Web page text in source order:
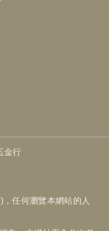
金行
任何瀏覽本網站的人